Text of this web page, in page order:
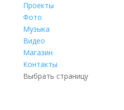
Проекты
Фото
Музыка
Видео
Магазин
Контакты
Выбрать страницу